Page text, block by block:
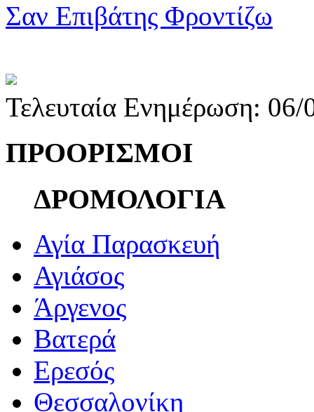
Σαν Επιβάτης Φροντίζω
Τελευταία Ενημέρωση:
ΠΡΟΟΡΙΣΜΟΙ
ΔΡΟΜΟΛΟΓΙΑ
Αγία Παρασκευή
Αγιάσος
Άργενος
Βατερά
Ερεσός
Θεσσαλονίκη